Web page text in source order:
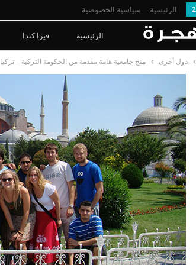
الرئيسية سياسية الخصوصية
الرئيسية فيزا كندا
دول أخرى منح جامعية هامة مقدمة من الحكومة التركية – تركيا